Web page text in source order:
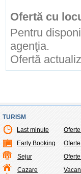
Ofertă cu
Pentru
agenţia.
Ofertă
TURISM
Last minute
Early Booking
Sejur
Cazare